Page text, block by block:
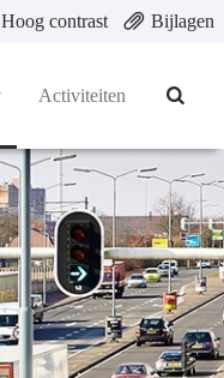
Hoog contrast Bijlagen
Activiteiten